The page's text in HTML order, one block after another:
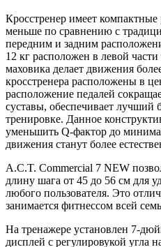
Кросстренер имеет
меньше по сравнению с
передним и задним
12 кг расположен в левой
маховика делает движения
кросстренера расположены в
расположение педалей
суставы, обеспечивает лучший
тренировке. Данное
уменьшить Q-фактор до
движения станут более
A.C.T. Commercial 7 NEW
длину шага от 45 до 56 см для
любого пользователя. Это
занимается фитнессом всей
На тренажере установлен 7-
дисплей с регулировукой угла